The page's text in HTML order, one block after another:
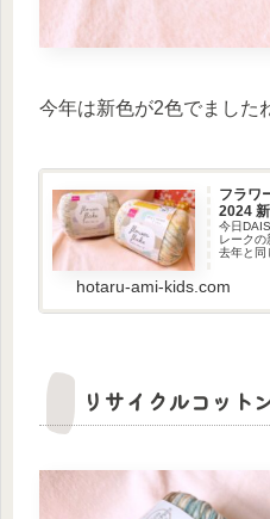
今年は新色が2色でました
フラワ
2024
今日
レーク
去年と同
色合い
56%ナイ
hotaru-ami-kids.com
リサイクルコット